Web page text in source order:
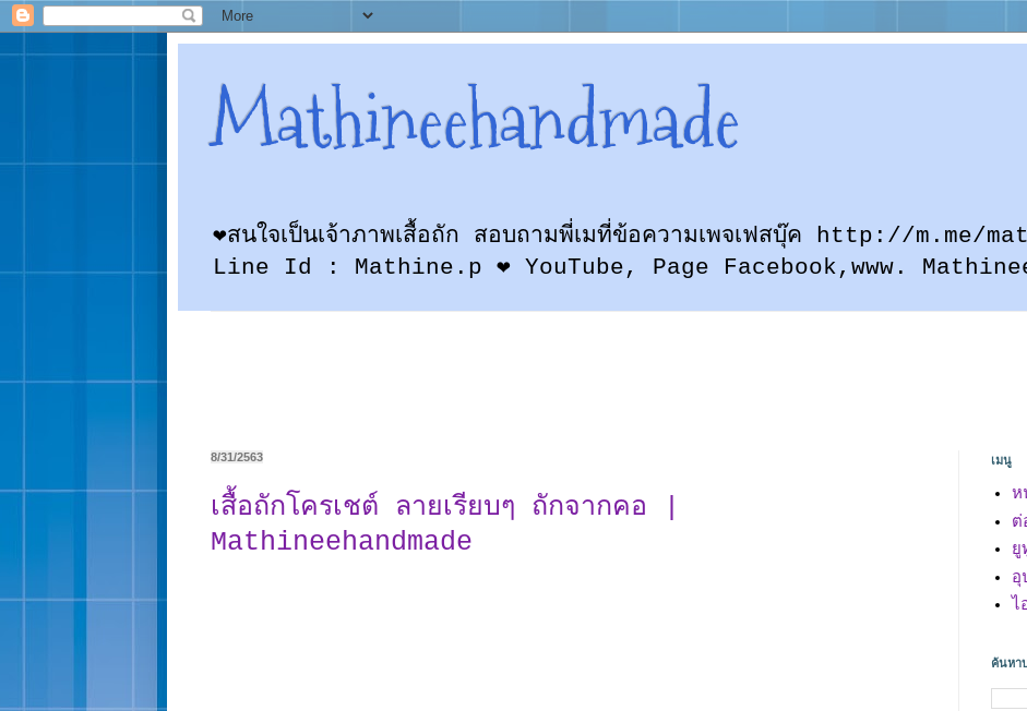
Mathineehandmade
❤สนใจเป็นเจ้าภาพเสื้อถัก สอบถามพี่เมที่ข้อความเพจเฟสบุ๊ค http://m.me/
Line Id : Mathine.p ❤ YouTube, Page Facebook,www.
8/31/2563
เสื้อถักโครเชต์ ลายเรียบๆ ถักจากคอ |
Mathineehandmade
เมนู
ห
ต่
ยู
อุ
ไ
ค้นหา